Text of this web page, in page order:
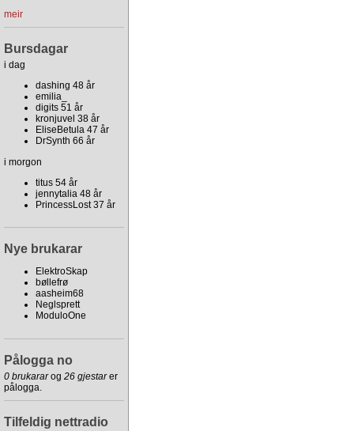
meir
Bursdagar
i dag
dashing 48 år
emilia_
digits 51 år
kronjuvel 38 år
EliseBetula 47 år
DrSynth 66 år
i morgon
titus 54 år
jennytalia 48 år
PrincessLost 37 år
Nye brukarar
ElektroSkap
bøllefrø
aasheim68
Neglsprett
ModuloOne
Pålogga no
0 brukararog 26 gjestarer
pålogga.
Tilfeldig nettradio